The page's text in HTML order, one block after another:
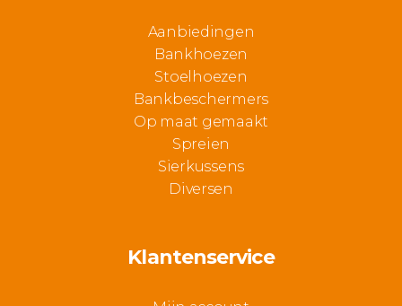
Aanbiedingen
Bankhoezen
Stoelhoezen
Bankbeschermers
Op maat gemaakt
Spreien
Sierkussens
Diversen
Klantenservice